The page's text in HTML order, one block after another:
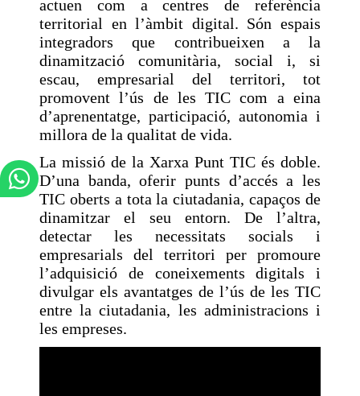
actuen com a centres de referència
territorial en l’àmbit digital. Són espais
integradors que contribueixen a la
dinamització comunitària, social i, si
escau, empresarial del territori, tot
promovent l’ús de les TIC com a eina
d’aprenentatge, participació, autonomia i
millora de la qualitat de vida.
La missió de la Xarxa Punt TIC és doble.
D’una banda, oferir punts d’accés a les
TIC oberts a tota la ciutadania, capaços de
dinamitzar el seu entorn. De l’altra,
detectar les necessitats socials i
empresarials del territori per promoure
l’adquisició de coneixements digitals i
divulgar els avantatges de l’ús de les TIC
entre la ciutadania, les administracions i
les empreses.